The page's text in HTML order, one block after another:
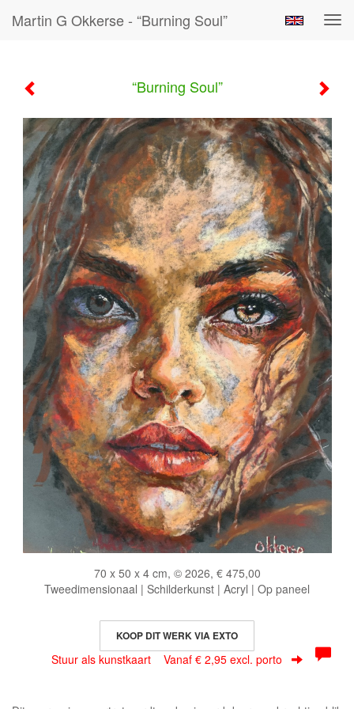
Martin G Okkerse - “Burning Soul”
“Burning Soul”
70 x 50 x 4 cm, © 2026, € 475,00
Tweedimensionaal | Schilderkunst | Acryl | Op paneel
KOOP DIT WERK VIA EXTO
Stuur als kunstkaart Vanaf € 2,95 excl. porto